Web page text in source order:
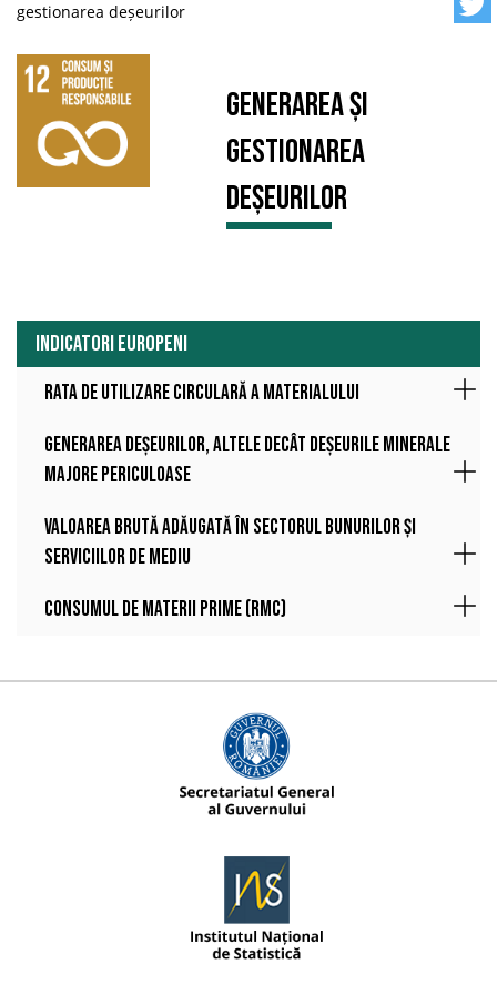
gestionarea deșeurilor
Generarea și
gestionarea
deșeurilor
INDICATORI EUROPENI
Rata de utilizare circulară a materialului
Generarea deșeurilor, altele decât deșeurile minerale
majore periculoase
Valoarea brută adăugată în sectorul bunurilor și
serviciilor de mediu
Consumul de materii prime (RMC)